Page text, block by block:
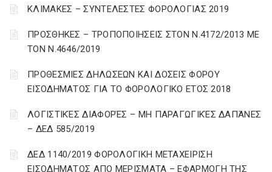
ΚΛΙΜΑΚΕΣ – ΣΥΝΤΕΛΕΣΤΕΣ ΦΟΡΟΛΟΓΙΑΣ 2019
ΠΡΟΣΘΗΚΕΣ – ΤΡΟΠΟΠΟΙΗΣΕΙΣ ΣΤΟΝ Ν.4172/2013 ΜΕ
ΤΟΝ Ν.4646/2019
ΠΡΟΘΕΣΜΙΕΣ ΔΗΛΩΣΕΩΝ ΚΑΙ ΔΟΣΕΙΣ ΦΟΡΟΥ
ΕΙΣΟΔΗΜΑΤΟΣ ΓΙΑ ΤΟ ΦΟΡΟΛΟΓΙΚΟ ΕΤΟΣ 2018
ΛΟΓΙΣΤΙΚΈΣ ΔΙΑΦΟΡΈΣ – ΜΗ ΠΑΡΑΓΩΓΙΚΈΣ ΔΑΠΆΝΕΣ
– ΔΕΔ 585/2019
ΔΕΔ 1140/2019 ΦΟΡΟΛΟΓΙΚΗ ΜΕΤΑΧΕΙΡΙΣΗ
ΕΙΣΟΔΗΜΑΤΟΣ ΑΠΟ ΜΕΡΙΣΜΑΤΑ – ΕΦΑΡΜΟΓΗ ΤΗΣ